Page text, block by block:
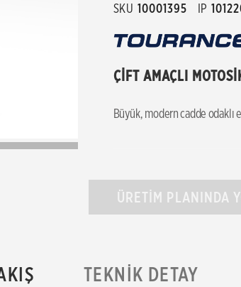
SKU 10001395 IP
ÇİFT AMAÇLI
Büyük, modern cadde
ÜRETİM PLANINDA
TEKNIK DETAY